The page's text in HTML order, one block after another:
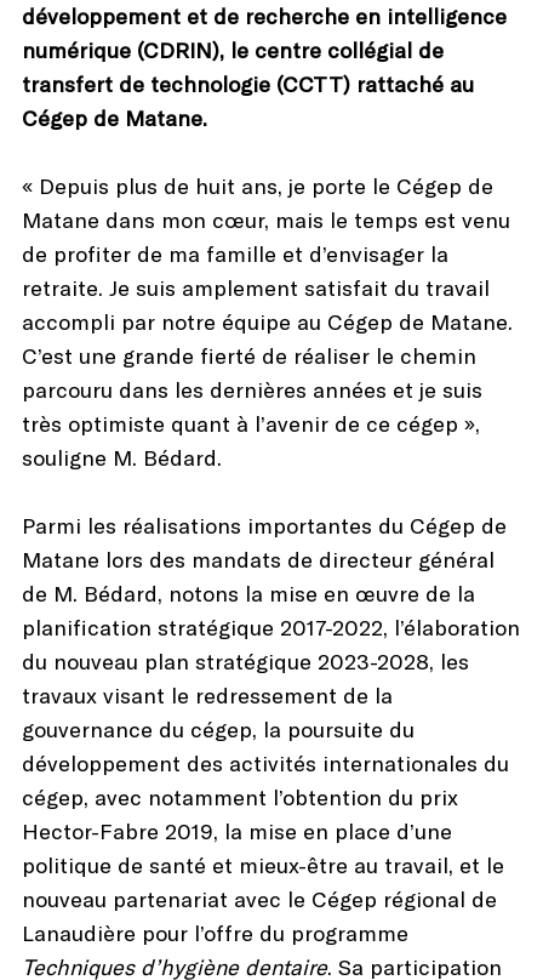
développement et de recherche en intelligence
numérique (CDRIN), le centre collégial de
transfert de technologie (CCTT) rattaché au
Cégep de Matane.
« Depuis plus de huit ans, je porte le Cégep de
Matane dans mon cœur, mais le temps est venu
de profiter de ma famille et d’envisager la
retraite. Je suis amplement satisfait du travail
accompli par notre équipe au Cégep de Matane.
C’est une grande fierté de réaliser le chemin
parcouru dans les dernières années et je suis
très optimiste quant à l’avenir de ce cégep »,
souligne M. Bédard.
Parmi les réalisations importantes du Cégep de
Matane lors des mandats de directeur général
de M. Bédard, notons la mise en œuvre de la
planification stratégique 2017-2022, l’élaboration
du nouveau plan stratégique 2023-2028, les
travaux visant le redressement de la
gouvernance du cégep, la poursuite du
développement des activités internationales du
cégep, avec notamment l’obtention du prix
Hector-Fabre 2019, la mise en place d’une
politique de santé et mieux-être au travail, et le
nouveau partenariat avec le Cégep régional de
Lanaudière pour l’offre du programme
Techniques d’hygiène dentaire. Sa participation